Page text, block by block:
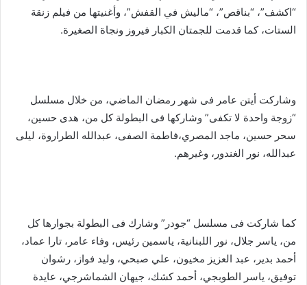
“اكشف”، “بناقص”، “ماليش في القفش”، وأغنيتها من فيلم زنقة
الستات، كما قدمت للجمتان الكبار فيروز ونجاة الصغيرة.
وشاركت أيتن عامر فى شهر رمضان الماضي، من خلال مسلسل
“زوجة واحدة لا تكفى” وشاركها فى البطولة كل من، هدى حسين،
سحر حسين، ماجد المصري،فاطمة الصفى، عبدالله الطراروة، ليلى
عبدالله، نور الغندور، وغيرهم.
كما شاركت فى مسلسل “جودر” وشارك فى البطولة بجوارها كل
من، ياسر جلال، نور اللبنانية، ياسمين رئيس، وفاء عامر، تارا عماد،
أحمد بدير، عبد العزيز مخيون، علي صبحي، وليد فواز، رشوان
توفيق، ياسر الطوبجي، أحمد كشك، جيهان الشماشرجي، عايدة